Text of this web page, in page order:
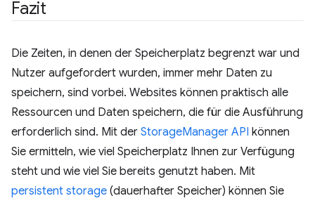
Fazit
Die Zeiten, in denen der Speicherplatz begrenzt war und
Nutzer aufgefordert wurden, immer mehr Daten zu
speichern, sind vorbei. Websites können praktisch alle
Ressourcen und Daten speichern, die für die Ausführung
erforderlich sind. Mit der StorageManager API können
Sie ermitteln, wie viel Speicherplatz Ihnen zur Verfügung
steht und wie viel Sie bereits genutzt haben. Mit
persistent storage (dauerhafter Speicher) können Sie